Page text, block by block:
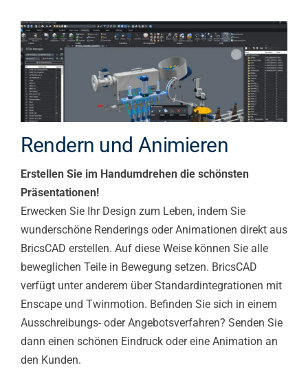
Rendern und Animieren
Erstellen Sie im Handumdrehen die schönsten
Präsentationen!
Erwecken Sie Ihr Design zum Leben, indem Sie
wunderschöne Renderings oder Animationen direkt aus
BricsCAD erstellen. Auf diese Weise können Sie alle
beweglichen Teile in Bewegung setzen. BricsCAD
verfügt unter anderem über Standardintegrationen mit
Enscape und Twinmotion. Befinden Sie sich in einem
Ausschreibungs- oder Angebotsverfahren? Senden Sie
dann einen schönen Eindruck oder eine Animation an
den Kunden.